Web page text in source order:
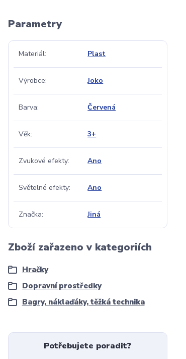
Parametry
Materiál Plast
Výrobce Joko
Barva Červená
Věk 3+
Zvukové efekty Ano
Světelné efekty Ano
Značka Jiná
Zboží zařazeno v kategoriích
Hračky
Dopravní prostředky
Bagry, náklaďáky, těžká technika
Potřebujete poradit?